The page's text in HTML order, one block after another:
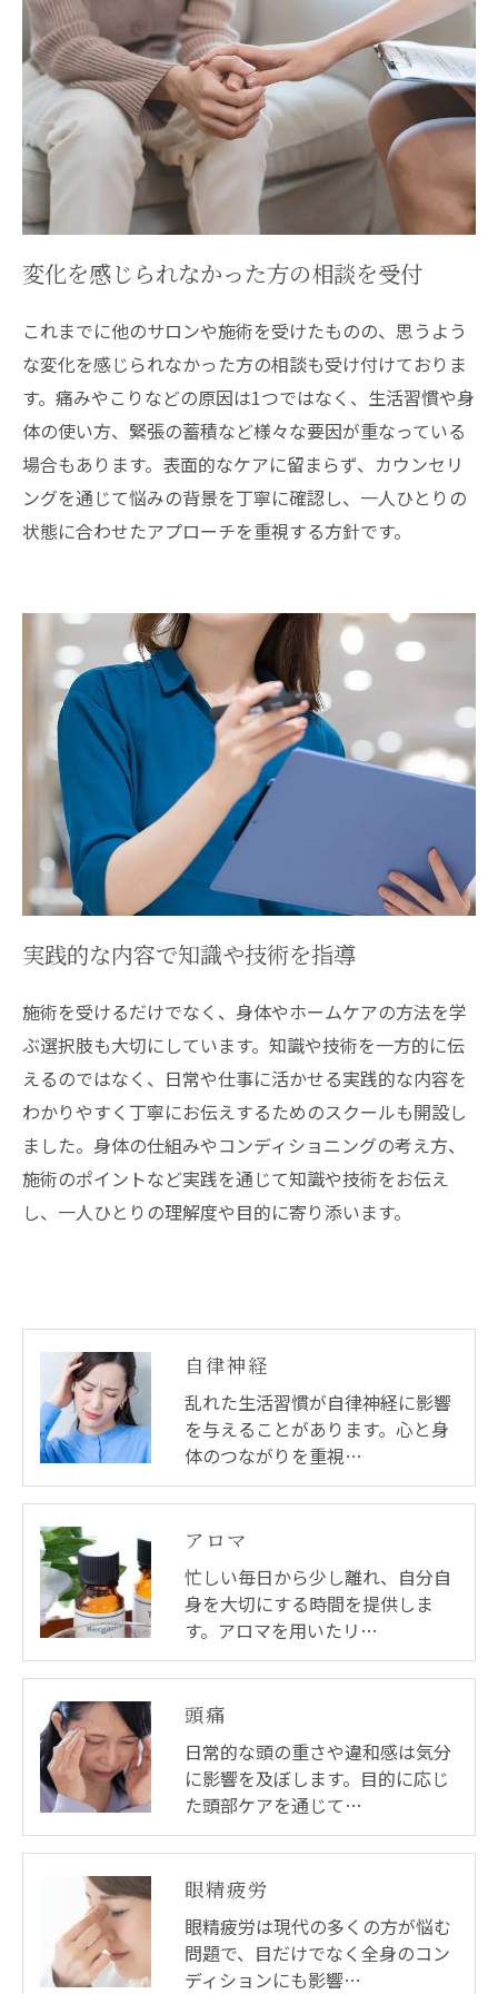
変化を感じられなかった方の相談を受付
これまでに他のサロンや施術を受けたものの、思うよう
な変化を感じられなかった方の相談も受け付けておりま
す。痛みやこりなどの原因は1つではなく、生活習慣や身
体の使い方、緊張の蓄積など様々な要因が重なっている
場合もあります。表面的なケアに留まらず、カウンセリ
ングを通じて悩みの背景を丁寧に確認し、一人ひとりの
状態に合わせたアプローチを重視する方針です。
実践的な内容で知識や技術を指導
施術を受けるだけでなく、身体やホームケアの方法を学
ぶ選択肢も大切にしています。知識や技術を一方的に伝
えるのではなく、日常や仕事に活かせる実践的な内容を
わかりやすく丁寧にお伝えするためのスクールも開設し
ました。身体の仕組みやコンディショニングの考え方、
施術のポイントなど実践を通じて知識や技術をお伝え
し、一人ひとりの理解度や目的に寄り添います。
自律神経
乱れた生活習慣が自律神経に影響
を与えることがあります。心と身
体のつながりを重視…
アロマ
忙しい毎日から少し離れ、自分自
身を大切にする時間を提供しま
す。アロマを用いたリ…
頭痛
日常的な頭の重さや違和感は気分
に影響を及ぼします。目的に応じ
た頭部ケアを通じて…
眼精疲労
眼精疲労は現代の多くの方が悩む
問題で、目だけでなく全身のコン
ディションにも影響…